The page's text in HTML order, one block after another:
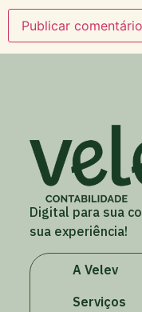
Digital para sua
sua experiência!
A Velev
Serviços